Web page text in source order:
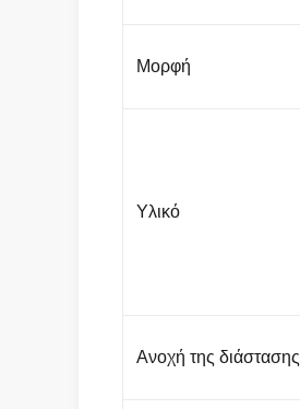
Μορφή
Υλικό
Ανοχή της διάστασης